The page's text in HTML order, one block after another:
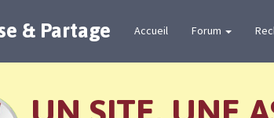
& Partage Accueil Forum